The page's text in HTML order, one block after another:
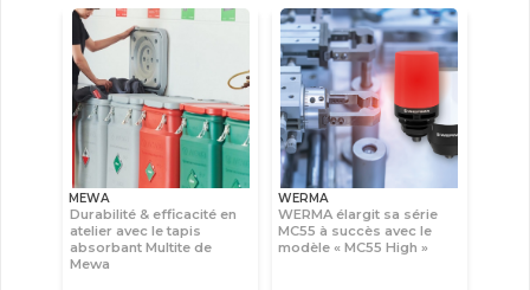
MEWA
Durabilité & efficacité en
atelier avec le tapis
absorbant Multite de
Mewa
WERMA
WERMA élargit sa série
MC55 à succès avec le
modèle « MC55 High »